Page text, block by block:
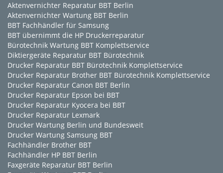
Aktenvernichter Reparatur BBT Berlin
Aktenvernichter Wartung BBT Berlin
BBT Fachhändler für Samsung
BBT übernimmt die HP Druckerreparatur
Bürotechnik Wartung BBT Komplettservice
Diktiergeräte Reparatur BBT Bürotechnik
Drucker Reparatur BBT Bürotechnik Komplettservice
Drucker Reparatur Brother BBT Bürotechnik Komplettservice
Drucker Reparatur Canon BBT Berlin
Drucker Reparatur Epson bei BBT
Drucker Reparatur Kyocera bei BBT
Drucker Reparatur Lexmark
Drucker Wartung Berlin und Bundesweit
Drucker Wartung Samsung BBT
Fachhändler Brother BBT
Fachhändler HP BBT Berlin
Faxgeräte Reparatur BBT Berlin